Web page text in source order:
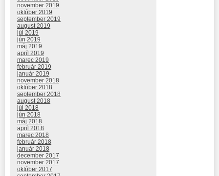
november 2019
október 2019
september 2019
august 2019
júl 2019
jún 2019
máj 2019
apríl 2019
marec 2019
február 2019
január 2019
november 2018
október 2018
september 2018
august 2018
júl 2018
jún 2018
máj 2018
apríl 2018
marec 2018
február 2018
január 2018
december 2017
november 2017
október 2017